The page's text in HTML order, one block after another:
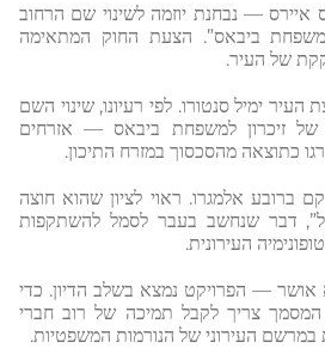
איירס — נבחנת יוזמה לשינוי שם הרחוב
משפחת ביבאס”. הצעת החוק המתאימה
של העיר.
ימיל סנטורו. לפי רעיונו, שינוי השם
זיכרון למשפחת ביבאס — אזרחים
כתוצאה מהסכסוך במזרח התיכון.
ברובע אלמגרו. ראוי לציון שהוא חוצה
דבר שנחשב בעבר לסמל להשתקפות
העירונית.
אושר — הפרויקט נמצא בשלב הדיון. כדי
צריך לקבל תמיכה של רוב חברי
העירוני של הנורמות המשפטיות.